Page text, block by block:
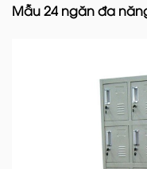
Mẫu 24 ngăn đa